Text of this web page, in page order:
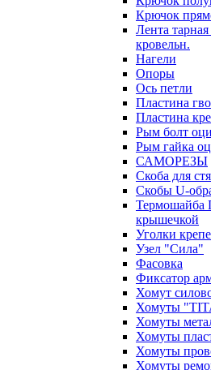
Крючок
Лента
кровельн.
Нагели
Опоры
Ось петли
Пластина
Пластина
Рым болт
Рым гайка
САМОРЕЗЫ
Скоба для
Скобы U-
Термошайба
крышечкой
Уголки
Узел "Сила"
Фасовка
Фиксатор
Хомут
Хомуты
Хомуты
Хомуты
Хомуты
Хомуты